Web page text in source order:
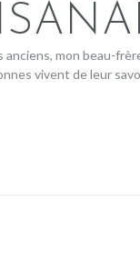
mon beau-
vivent de leur